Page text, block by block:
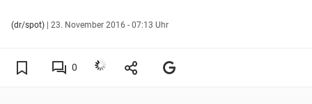
(dr/spot) | 23. November 2016 - 07:13 Uhr
0